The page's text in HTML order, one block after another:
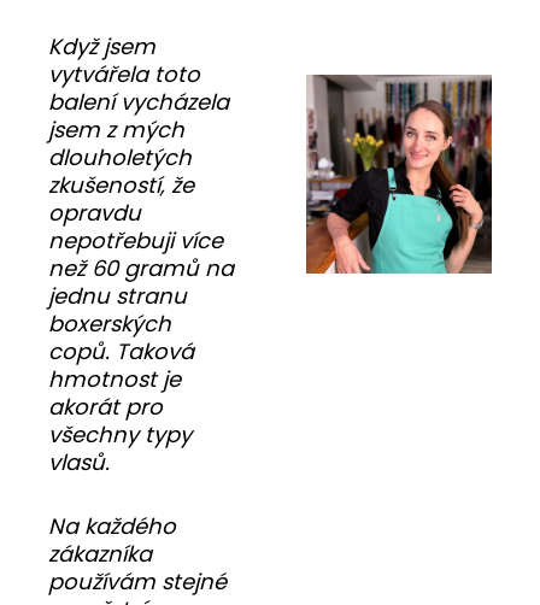
Když jsem
vytvářela toto
balení vycházela
jsem z mých
dlouholetých
zkušeností, že
opravdu
nepotřebuji více
než 60 gramů na
jednu stranu
boxerských
copů. Taková
hmotnost je
akorát pro
všechny typy
vlasů.
Na každého
zákazníka
používám stejné